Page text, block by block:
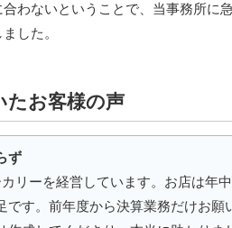
わないということで、当事務所に
した。
たお客様の声
ず
リーを経営しています。お店は年
です。前年度から決算業務だけお願